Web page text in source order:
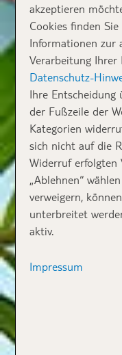
akzeptieren
Cookies finden Sie
Informationen zur
Verarbeitung
Datenschutz-
Ihre Entscheidung
der Fußzeile der
Kategorien
sich nicht auf die
Widerruf erfolgten
„Ablehnen“
verweigern,
unterbreitet
aktiv.
Impressum